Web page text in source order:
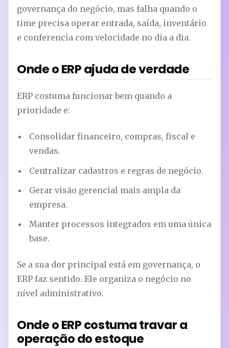
governança do negócio, mas falha quando o
time precisa operar entrada, saída, inventário
e conferencia com velocidade no dia a dia.
Onde o ERP ajuda de verdade
ERP costuma funcionar bem quando a
prioridade e:
Consolidar financeiro, compras, fiscal e
vendas.
Centralizar cadastros e regras de negócio.
Gerar visão gerencial mais ampla da
empresa.
Manter processos integrados em uma única
base.
Se a sua dor principal está em governança, o
ERP faz sentido. Ele organiza o negócio no
nível administrativo.
Onde o ERP costuma travar a
operação do estoque